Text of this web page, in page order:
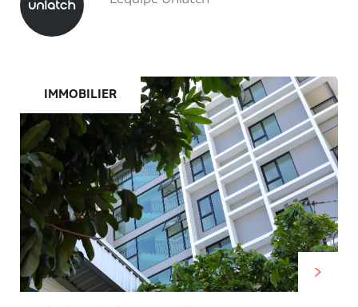
IMMOBILIER